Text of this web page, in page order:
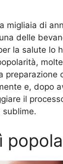
migliaia di
delle
la salute lo
preparazione
e, dopo
il
sublime.